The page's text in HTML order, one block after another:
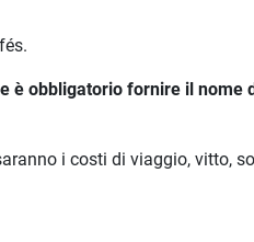
è obbligatorio fornire il
i costi di viaggio, vitto,